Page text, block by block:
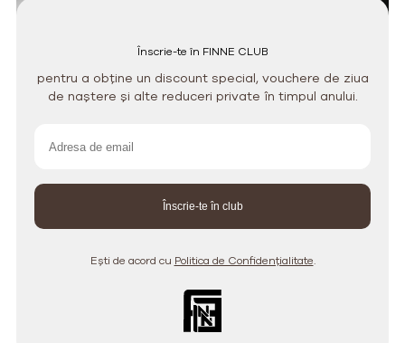
Înscrie-te în FINNE CLUB
pentru a obține un discount special, vouchere de ziua
de naștere și alte reduceri private în timpul anului.
Ești de acord cu Politica de Confidențialitate.